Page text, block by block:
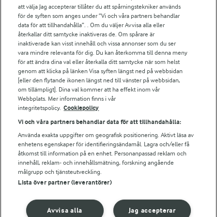
Arlas kundportal
Arla.com
Falbygdens Ost
Arla webbshop
Bildbank
Följ oss
© 2026 Arla Foods
att välja Jag accepterar tillåter du att spårningstekniker används
för de syften som anges under ”Vi och våra partners behandlar
data för att tillhandahålla”. . Om du väljer Avvisa alla eller
återkallar ditt samtycke inaktiveras de. Om spårare är
inaktiverade kan visst innehåll och vissa annonser som du ser
vara mindre relevanta för dig. Du kan återkomma till denna meny
för att ändra dina val eller återkalla ditt samtycke när som helst
genom att klicka på länken Visa syften längst ned på webbsidan
[eller den flytande ikonen längst ned till vänster på webbsidan,
om tillämpligt]. Dina val kommer att ha effekt inom vår
Webbplats. Mer information finns i vår
integritetspolicy. Cookiepolicy
Vi och våra partners behandlar data för att tillhandahålla:
Använda exakta uppgifter om geografisk positionering. Aktivt läsa av
enhetens egenskaper för identifieringsändamål. Lagra och/eller få
åtkomst till information på en enhet. Personanpassad reklam och
innehåll, reklam- och innehållsmätning, forskning angående
målgrupp och tjänsteutveckling.
Lista över partner (leverantörer)
Jag accepterar
Avvisa alla